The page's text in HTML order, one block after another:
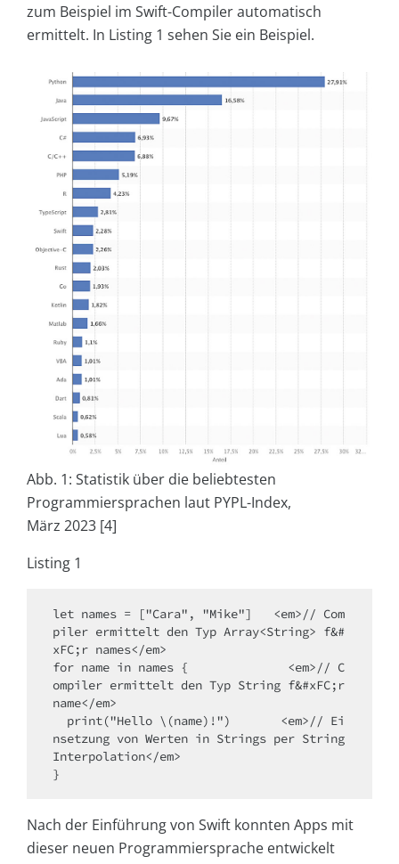
zum Beispiel im Swift-Compiler automatisch
ermittelt. In Listing 1 sehen Sie ein Beispiel.
Abb. 1: Statistik über die beliebtesten
Programmiersprachen laut PYPL-Index,
März 2023 [4]
Listing 1
let names = ["Cara", "Mike"]   <em>// Com
piler ermittelt den Typ Array<String> f&#
xFC;r names</em>
for name in names {              <em>// C
ompiler ermittelt den Typ String f&#xFC;r
name</em>
nsetzung von Werten in Strings per String
Interpolation</em>
Nach der Einführung von Swift konnten Apps mit
dieser neuen Programmiersprache entwickelt